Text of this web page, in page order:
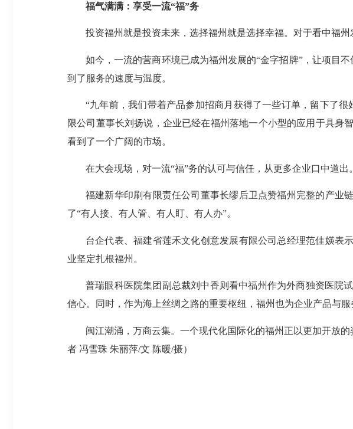
福气满满：享受一流“福”务
投资福州就是投资未来，选择福州就是选择幸福。对于看中福
如今，一流的营商环境已成为福州发展的“金字招牌”，让项目
到了服务的速度与温度。
“九年前，我们带着产品参加招商月获得了一些订单，留下了
限公司董事长刘扬说，企业已经在福州落地一个小型的应用于具
看到了一个广阔的市场。
在大会现场，对一流“福”务的认可与信任，从更多企业口中道出。
福建新华印刷有限责任公司董事长缪后卫点赞福州完整的产业
了“有人接、有人管、有人盯、有人办”。
台企代表、福建省莲禾文化创意发展有限公司总经理范佳媖表
业坚定扎根福州。
普瑞眼科医院集团副总裁刘中香则看中福州作为外商独资医院
信心。同时，作为海上丝绸之路的重要枢纽，福州也为企业产品与服
闽江潮涌，万商云集。一个现代化国际化的福州正以更加开放
者 冯雪珠 朱丽萍/文 陈暖/摄）